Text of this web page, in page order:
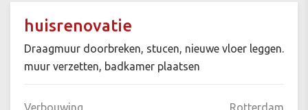
huisrenovatie
Draagmuur doorbreken, stucen, nieuwe vloer leggen.
muur verzetten, badkamer plaatsen
Verbouwing Rotterdam